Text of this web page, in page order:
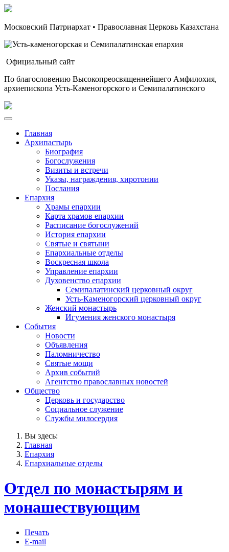
Московский Патриархат • Православная Церковь Казахстана
Официальный сайт
По благословению Высокопреосвященнейшего Амфилохия,
архиепископа Усть-Каменогорского и Семипалатинского
Главная
Архипастырь
Биография
Богослужения
Визиты и встречи
Указы, награждения, хиротонии
Послания
Епархия
Храмы епархии
Карта храмов епархии
Расписание богослужений
История епархии
Святые и святыни
Епархиальные отделы
Воскресная школа
Управление епархии
Духовенство епархии
Семипалатинский церковный округ
Усть-Каменогорский церковный округ
Женский монастырь
Игумения женского монастыря
События
Новости
Объявления
Паломничество
Святые мощи
Архив событий
Агентство православных новостей
Общество
Церковь и государство
Социальное служение
Службы милосердия
Вы здесь:
Главная
Епархия
Епархиальные отделы
Отдел по монастырям и
монашествующим
Печать
E-mail